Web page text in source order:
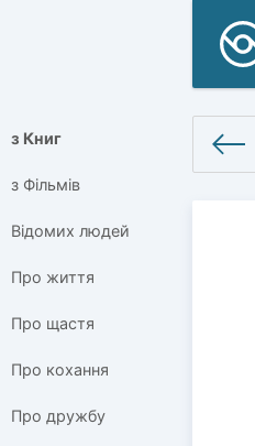
з Книг
з Фільмів
Відомих людей
Про життя
Про щастя
Про кохання
Про дружбу